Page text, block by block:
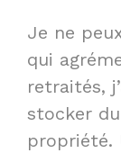
Je ne
qui
retraités,
stocker
propriété.